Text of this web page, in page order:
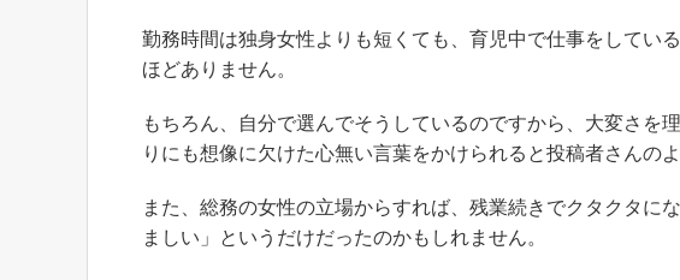
勤務時間は独身女性よりも短くても、育児中で仕事をしてい
ほどありません。
もちろん、自分で選んでそうしているのですから、大変さを
りにも想像に欠けた心無い言葉をかけられると投稿者さんの
また、総務の女性の立場からすれば、残業続きでクタクタに
ましい」というだけだったのかもしれません。